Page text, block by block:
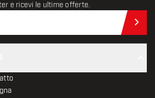
e ricevi le ultime offerte.